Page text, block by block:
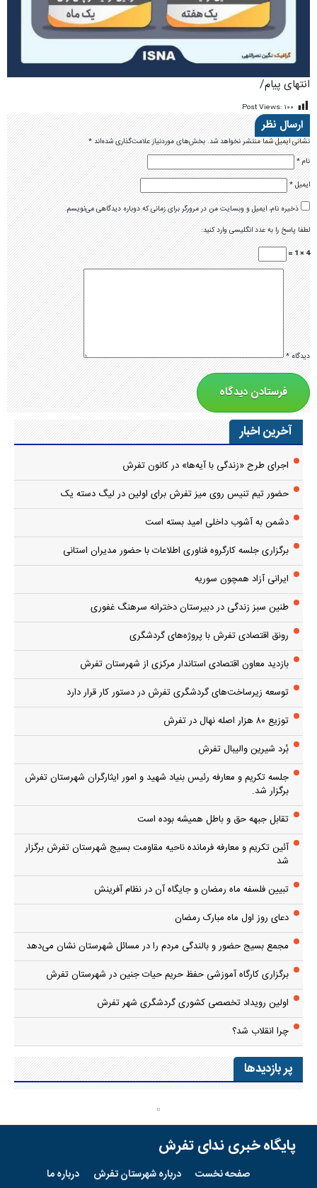
انتهای پیام/
Post Views: ۱۰۰
ارسال نظر
نشانی ایمیل شما منتشر نخواهد شد.بخش‌های موردنیاز علامت‌گذاری شده‌اند*
نام*
ایمیل*
ذخیره نام، ایمیل و وبسایت من در مرورگر برای زمانی که دوباره دیدگاهی می‌نویسم.
لطفا پاسخ را به عدد انگلیسی وارد کنید:
4 × 1 =
دیدگاه*
آخرین اخبار
اجرای طرح «زندگی با آیه‌ها» در کانون تفرش
حضور تیم تنیس روی میز تفرش برای اولین در لیگ دسته یک
دشمن به آشوب داخلی امید بسته است
برگزاری جلسه کارگروه فناوری اطلاعات با حضور مدیران استانی
ایرانی آزاد همچون سوریه
طنین سبز زندگی در دبیرستان دخترانه سرهنگ غفوری
رونق اقتصادی تفرش با پروژه‌های گردشگری
بازدید معاون اقتصادی استاندار مرکزی از شهرستان تفرش
توسعه زیرساخت‌های گردشگری تفرش در دستور کار قرار دارد
توزیع ۸۰ هزار اصله نهال در تفرش
بُرد شیرین والیبال تفرش
جلسه تکریم و معارفه رئیس بنیاد شهید و امور ایثارگران شهرستان تفرش
برگزار شد.
تقابل جبهه حق و باطل همیشه بوده است
آئین تکریم و معارفه فرمانده ناحیه مقاومت بسیج شهرستان تفرش برگزار
شد
تبیین فلسفه ماه رمضان و جایگاه آن در نظام آفرینش
دعای روز اول ماه مبارک رمضان
مجمع بسیج حضور و بالندگی مردم را در مسائل شهرستان نشان می‌دهد
برگزاری کارگاه آموزشی حفظ حریم حیات جنین در شهرستان تفرش
اولین رویداد تخصصی کشوری گردشگری شهر تفرش
چرا انقلاب شد؟
پر بازدیدها
پایگاه خبری ندای تفرش
صفحه نخست درباره شهرستان تفرش درباره ما